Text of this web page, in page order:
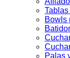
Bowls
Palas